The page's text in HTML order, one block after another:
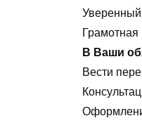
Уверенный
Грамотная
В Ваши
Вести